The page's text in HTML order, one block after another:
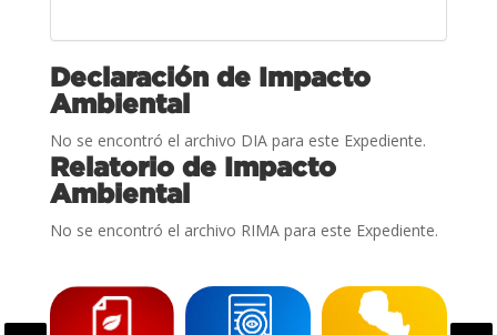
Declaración de Impacto
Ambiental
No se encontró el archivo DIA para este Expediente.
Relatorio de Impacto
Ambiental
No se encontró el archivo RIMA para este Expediente.